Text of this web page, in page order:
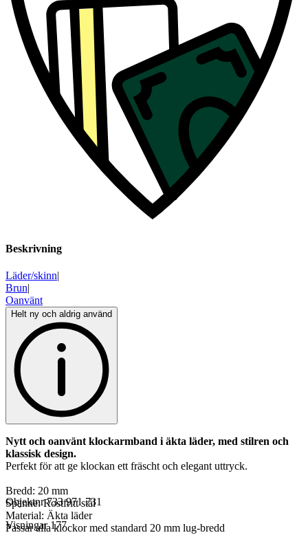
Beskrivning
Läder/skinn|
Brun|
Oanvänt
Helt ny och aldrig använd
Nytt och oanvänt klockarmband i äkta läder, med stilren och
klassisk design.
Perfekt för att ge klockan ett fräscht och elegant uttryck.
Bredd: 20 mm
Spänne: Rostfritt stål
Material: Äkta läder
Passar alla klockor med standard 20 mm lug-bredd
Objektnr 733 971 731
Visningar 177